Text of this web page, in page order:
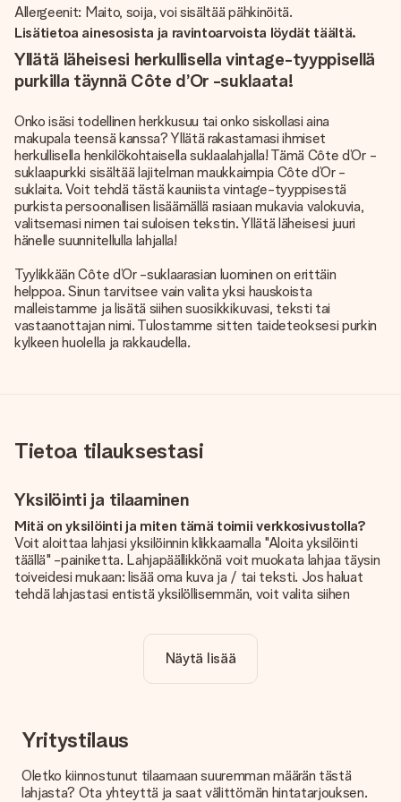
Allergeenit: Maito, soija, voi sisältää pähkinöitä.
Lisätietoa ainesosista ja ravintoarvoista löydät täältä.
Yllätä läheisesi herkullisella vintage-tyyppisellä
purkilla täynnä Côte d’Or -suklaata!
Onko isäsi todellinen herkkusuu tai onko siskollasi aina
makupala teensä kanssa? Yllätä rakastamasi ihmiset
herkullisella henkilökohtaisella suklaalahjalla! Tämä Côte d’Or -
suklaapurkki sisältää lajitelman maukkaimpia Côte d’Or -
suklaita. Voit tehdä tästä kauniista vintage-tyyppisestä
purkista persoonallisen lisäämällä rasiaan mukavia valokuvia,
valitsemasi nimen tai suloisen tekstin. Yllätä läheisesi juuri
hänelle suunnitellulla lahjalla!
Tyylikkään Côte d’Or -suklaarasian luominen on erittäin
helppoa. Sinun tarvitsee vain valita yksi hauskoista
malleistamme ja lisätä siihen suosikkikuvasi, teksti tai
vastaanottajan nimi. Tulostamme sitten taideteoksesi purkin
kylkeen huolella ja rakkaudella.
Tietoa tilauksestasi
Yksilöinti ja tilaaminen
Mitä on yksilöinti ja miten tämä toimii verkkosivustolla?
Voit aloittaa lahjasi yksilöinnin klikkaamalla "Aloita yksilöinti
täällä" -painiketta. Lahjapäällikkönä voit muokata lahjaa täysin
toiveidesi mukaan: lisää oma kuva ja / tai teksti. Jos haluat
tehdä lahjastasi entistä yksilöllisemmän, voit valita siihen
Sisältyykö yksilöinti hintaan?
Sivustolla näkyvä hinta sisältää lahjasi yksilöinnin. Hauskaa ja
Haluamme varmistaa, että olet täysin tyytyväinen lahjaasi.
Siksi on tärkeää käyttää korkealaatuisia valokuvia. Jos olet
asiakaspalvelutiimiimme ja liitä valokuva tilaamasi lahjan
mukana. He voivat sitten tarkistaa laadun puolestasi!
Näytä lisää
Yritystilaus
Oletko kiinnostunut tilaamaan suuremman määrän tästä
lahjasta? Ota yhteyttä ja saat välittömän hintatarjouksen.